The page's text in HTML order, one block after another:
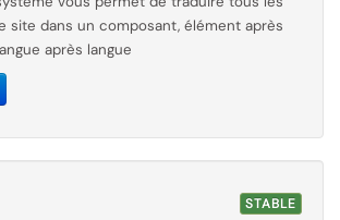
site dans un composant, élément après
après langue
STABLE